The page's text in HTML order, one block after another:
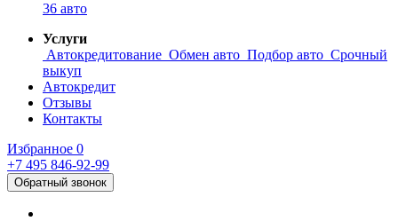
36 авто
Услуги
Автокредитование Обмен авто Подбор авто Срочный
выкуп
Автокредит
Отзывы
Контакты
Избранное 0
+7 495 846-92-99
Обратный звонок